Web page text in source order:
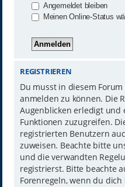
Angemeldet bleiben
Meinen Online-Status
REGISTRIEREN
Du musst in diesem
anmelden zu können. Die
Augenblicken erledigt und
Funktionen zuzugreifen.
registrierten Benutzern
zuweisen. Beachte bitte
und die verwandten
registrierst. Bitte beachte
Forenregeln, wenn du